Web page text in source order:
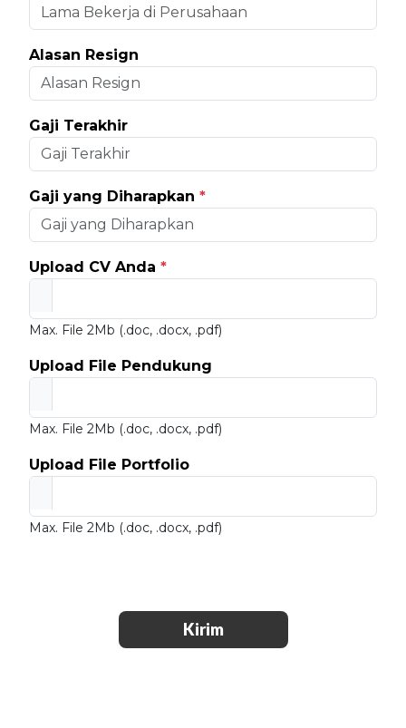
Alasan Resign
Gaji Terakhir
Gaji yang Diharapkan *
Upload CV Anda *
Max. File 2Mb (.doc, .docx, .pdf)
Upload File Pendukung
Max. File 2Mb (.doc, .docx, .pdf)
Upload File Portfolio
Max. File 2Mb (.doc, .docx, .pdf)
Kirim